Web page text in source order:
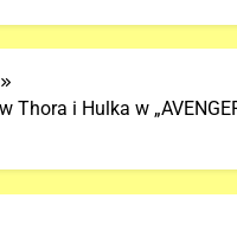
Thora i Hulka w